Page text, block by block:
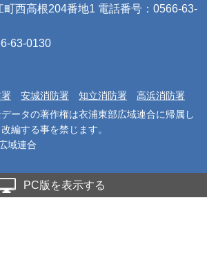
西高根204番地1 電話番号：0566-63-
63-0130
安城消防署 知立消防署
高浜消防署
ータの著作権は衣浦東部広域連合に帰属し
編する事を禁じます。
域連合
PC版を表示する